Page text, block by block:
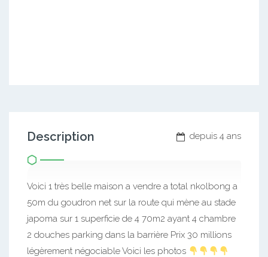
depuis 4 ans
Description
Voici 1 très belle maison a vendre a total nkolbong a
50m du goudron net sur la route qui mène au stade
japoma sur 1 superficie de 4 70m2 ayant 4 chambre
2 douches parking dans la barrière Prix 30 millions
légèrement négociable Voici les photos